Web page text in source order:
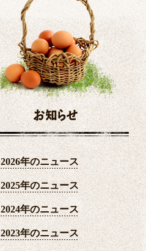
お知らせ
2026年のニュース
2025年のニュース
2024年のニュース
2023年のニュース